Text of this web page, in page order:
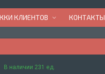
КЛИЕНТОВ КОНТАКТЫ
В наличии 231 ед.